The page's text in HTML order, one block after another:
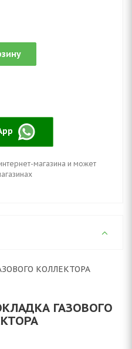
магазина и может
КОЛЛЕКТОРА
ГАЗОВОГО